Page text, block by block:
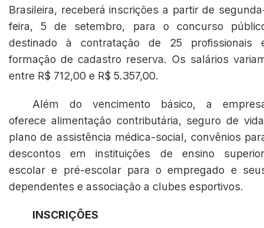
Brasileira, receberá inscrições a partir de
feira, 5 de setembro, para o concurso
destinado à contratação de 25 profissionais
formação de cadastro reserva. Os salários
entre R$ 712,00 e R$ 5.357,00.
Além do vencimento básico, a
oferece alimentação contributária, seguro de
plano de assistência médica-social, convênios
descontos em instituições de ensino
escolar e pré-escolar para o empregado e
dependentes e associação a clubes esportivos.
INSCRIÇÕES